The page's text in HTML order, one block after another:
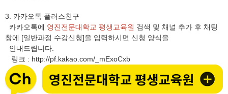
3. 카카오톡 플러스친구
카카오톡에 영진전문대학교 평생교육원 검색 및 채널 추가 후 채팅
창에 [일반과정 수강신청]을 입력하시면 신청 양식을
안내드립니다.
링크 : http://pf.kakao.com/_mExoCxb